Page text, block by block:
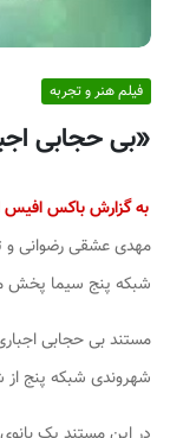
فیلم هنر و تجربه
«بی حجابی
به گزارش باکس افیس
شبکه پنج سیما پخش
مستندبی حجابی
شهروندی شبکه پنج